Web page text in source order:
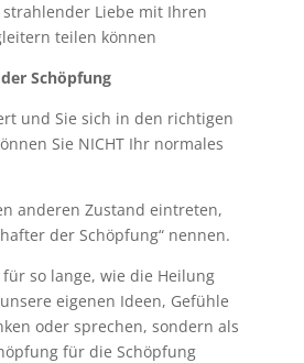
Liebe mit Ihren
teilen können
Schöpfung
und Sie sich in den richtigen
Sie NICHT Ihr normales
anderen Zustand eintreten,
der Schöpfung“ nennen.
so lange, wie die Heilung
eigenen Ideen, Gefühle
oder sprechen, sondern als
für die Schöpfung